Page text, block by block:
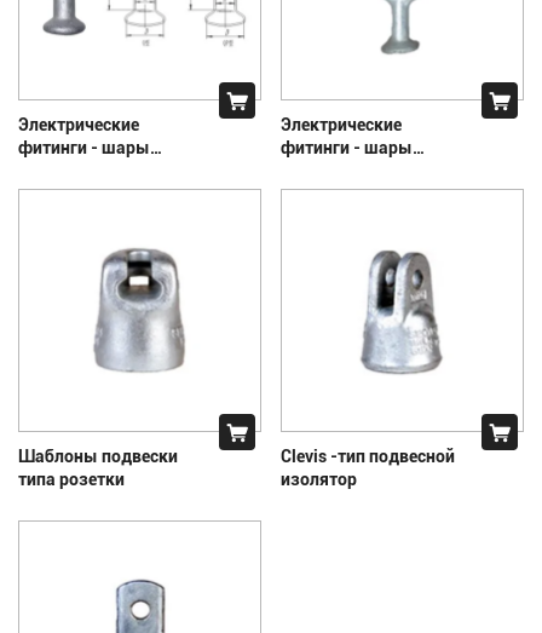
Электрические
фитинги - шары
& QP Тип кандалы
Электрические
фитинги - шары
Тип кандалы
Шаблоны подвески
типа розетки
Clevis -тип подвесной
изолятор